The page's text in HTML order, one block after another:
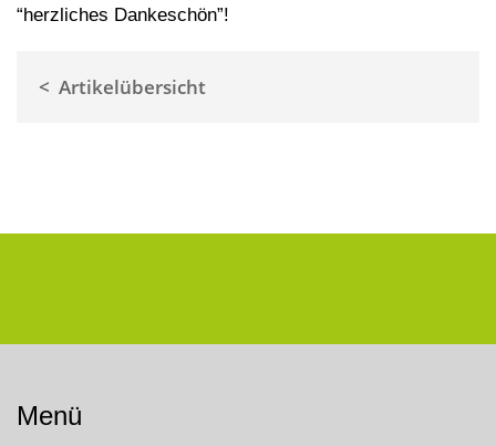
“herzliches Dankeschön”!
< Artikelübersicht
Menü